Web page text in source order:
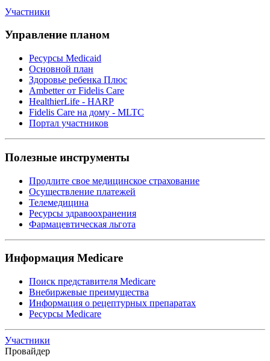
Участники
Управление планом
Ресурсы Medicaid
Основной план
Здоровье ребенка Плюс
Ambetter от Fidelis Care
HealthierLife - HARP
Fidelis Care на дому - MLTC
Портал участников
Полезные инструменты
Продлите свое медицинское страхование
Осуществление платежей
Телемедицина
Ресурсы здравоохранения
Фармацевтическая льгота
Информация Medicare
Поиск представителя Medicare
Внебиржевые преимущества
Информация о рецептурных препаратах
Ресурсы Medicare
Участники
Провайдер